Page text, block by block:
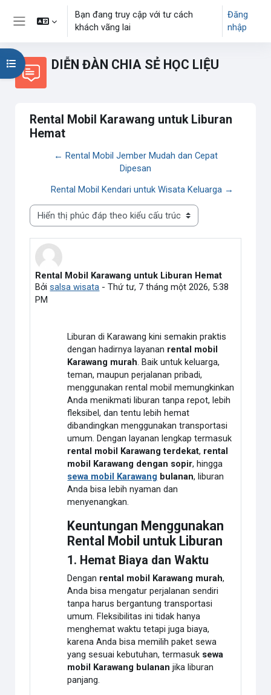
Chuyển tới nội dung chính
Bảng điều khiển cạnh
Bạn đang truy cập với tư cách
khách vãng lai
Đăng
nhập
DIỄN ĐÀN CHIA SẺ HỌC LIỆU
Mở chỉ số ngăn của khóa học
Rental Mobil Karawang untuk Liburan
Hemat
← Rental Mobil Jember Mudah dan Cepat
Dipesan
Rental Mobil Kendari untuk Wisata Keluarga →
Chế độ hiển thị
Rental Mobil Karawang untuk Liburan Hemat
Bởisalsa wisata -Thứ tư, 7 tháng một 2026, 5:38
PM
Số lượng các câu trả lời: 0
Liburan di Karawang kini semakin praktis
dengan hadirnya layanan rental mobil
Karawang murah. Baik untuk keluarga,
teman, maupun perjalanan pribadi,
menggunakan rental mobil memungkinkan
Anda menikmati liburan tanpa repot, lebih
fleksibel, dan tentu lebih hemat
dibandingkan menggunakan transportasi
umum. Dengan layanan lengkap termasuk
rental mobil Karawang terdekat, rental
mobil Karawang dengan sopir, hingga
sewa mobil Karawang bulanan, liburan
Anda bisa lebih nyaman dan
menyenangkan.
Keuntungan Menggunakan
Rental Mobil untuk Liburan
1. Hemat Biaya dan Waktu
Dengan rental mobil Karawang murah,
Anda bisa mengatur perjalanan sendiri
tanpa harus bergantung transportasi
umum. Fleksibilitas ini tidak hanya
menghemat waktu tetapi juga biaya,
karena Anda bisa memilih paket sewa
yang sesuai kebutuhan, termasuk sewa
mobil Karawang bulanan jika liburan
panjang.